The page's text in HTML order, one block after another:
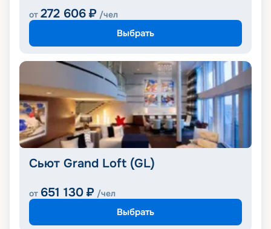
от 272 606 ₽ /чел
Выбрать
Сьют Grand Loft (GL)
от 651 130 ₽ /чел
Выбрать